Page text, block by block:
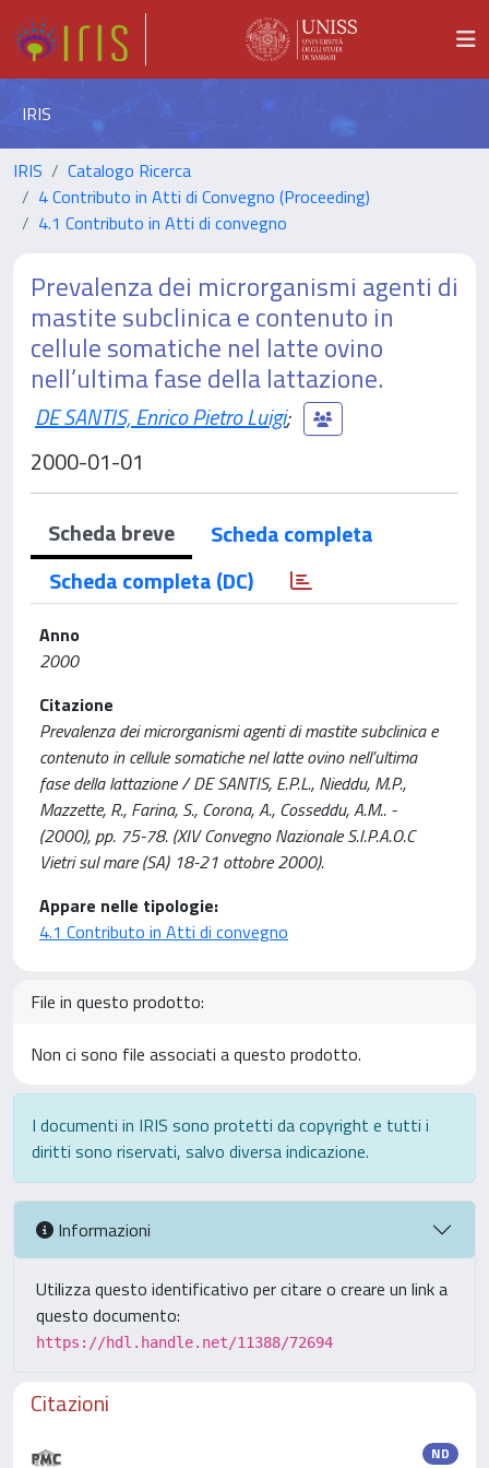
IRIS
IRIS
Catalogo Ricerca
4 Contributo in Atti di Convegno (Proceeding)
4.1 Contributo in Atti di convegno
Prevalenza dei microrganismi agenti di
mastite subclinica e contenuto in
cellule somatiche nel latte ovino
nell’ultima fase della lattazione.
DE SANTIS, Enrico Pietro Luigi;
2000-01-01
Scheda breve
Scheda completa
Scheda completa (DC)
Anno
2000
Citazione
Prevalenza dei microrganismi agenti di mastite subclinica e
contenuto in cellule somatiche nel latte ovino nell’ultima
fase della lattazione / DE SANTIS, E.P.L., Nieddu, M.P.,
Mazzette, R., Farina, S., Corona, A., Cosseddu, A.M.. -
(2000), pp. 75-78. (XIV Convegno Nazionale S.I.P.A.O.C
Vietri sul mare (SA) 18-21 ottobre 2000).
Appare nelle tipologie:
4.1 Contributo in Atti di convegno
File in questo prodotto:
Non ci sono file associati a questo prodotto.
I documenti in IRIS sono protetti da copyright e tutti i
diritti sono riservati, salvo diversa indicazione.
Informazioni
Utilizza questo identificativo per citare o creare un link a
questo documento:
https://hdl.handle.net/11388/72694
Citazioni
ND